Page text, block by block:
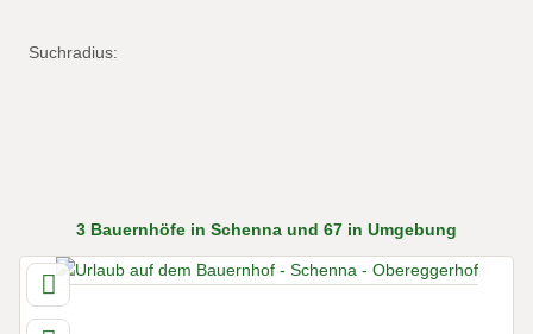
Suchradius:
3 Bauernhöfe in Schenna und 67 in Umgebung